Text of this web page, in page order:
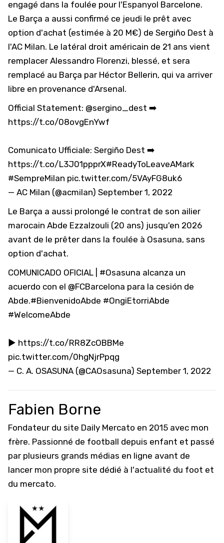
engagé dans la foulée pour l'Espanyol Barcelone.
Le Barça a aussi confirmé ce jeudi le prêt avec
option d'achat (estimée à 20 M€) de Sergiño Dest à
l'AC Milan. Le latéral droit américain de 21 ans vient
remplacer Alessandro Florenzi, blessé, et sera
remplacé au Barça par Héctor Bellerin, qui va arriver
libre en provenance d'Arsenal.
Official Statement: @sergino_dest ➡️
https://t.co/08ovgEnYwf
Comunicato Ufficiale: Sergiño Dest ➡️
https://t.co/L3J01ppprX#ReadyToLeaveAMark
#SempreMilan pic.twitter.com/5VAyFG8uk6
— AC Milan (@acmilan) September 1, 2022
Le Barça a aussi prolongé le contrat de son ailier
marocain Abde Ezzalzouli (20 ans) jusqu'en 2026
avant de le prêter dans la foulée à Osasuna, sans
option d'achat.
COMUNICADO OFICIAL | #Osasuna alcanza un
acuerdo con el @FCBarcelona para la cesión de
Abde.#BienvenidoAbde #OngiEtorriAbde
#WelcomeAbde
▶️ https://t.co/RR8ZcOBBMe
pic.twitter.com/0hgNjrPpqg
— C. A. OSASUNA (@CAOsasuna) September 1, 2022
Fabien Borne
Fondateur du site Daily Mercato en 2015 avec mon
frère. Passionné de football depuis enfant et passé
par plusieurs grands médias en ligne avant de
lancer mon propre site dédié à l'actualité du foot et
du mercato.